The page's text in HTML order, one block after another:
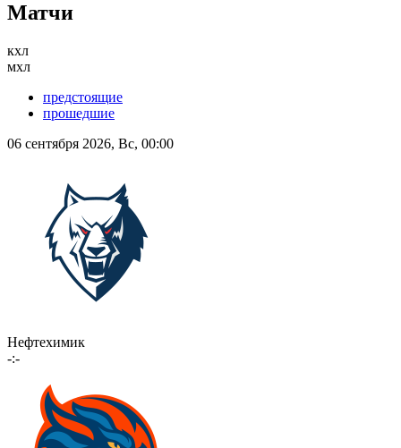
Матчи
кхл
мхл
предстоящие
прошедшие
06 сентября 2026, Вс, 00:00
Нефтехимик
-:-